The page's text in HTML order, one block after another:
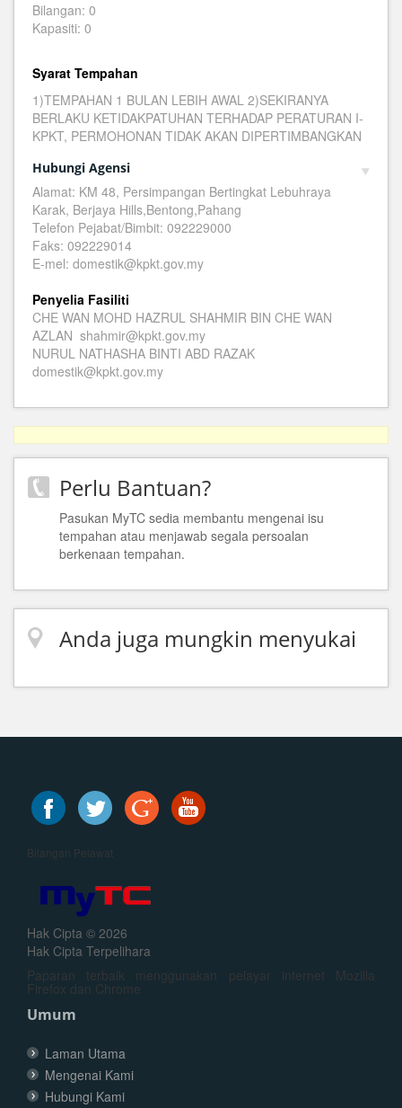
Bilangan: 0
Kapasiti: 0
Syarat Tempahan
1)TEMPAHAN 1 BULAN LEBIH AWAL 2)SEKIRANYA
BERLAKU KETIDAKPATUHAN TERHADAP PERATURAN I-
KPKT, PERMOHONAN TIDAK AKAN DIPERTIMBANGKAN
Hubungi Agensi
Alamat: KM 48, Persimpangan Bertingkat Lebuhraya
Karak, Berjaya Hills,Bentong,Pahang
Telefon Pejabat/Bimbit: 092229000
Faks: 092229014
E-mel: domestik@kpkt.gov.my
Penyelia Fasiliti
CHE WAN MOHD HAZRUL SHAHMIR BIN CHE WAN
AZLAN shahmir@kpkt.gov.my
NURUL NATHASHA BINTI ABD RAZAK
domestik@kpkt.gov.my
Perlu Bantuan?
Pasukan MyTC sedia membantu mengenai isu
tempahan atau menjawab segala persoalan
berkenaan tempahan.
Anda juga mungkin menyukai
Bilangan Pelawat
Hak Cipta © 2026
Hak Cipta Terpelihara
Paparan terbaik menggunakan pelayar internet Mozilla
Firefox dan Chrome
Umum
Laman Utama
Mengenai Kami
Hubungi Kami